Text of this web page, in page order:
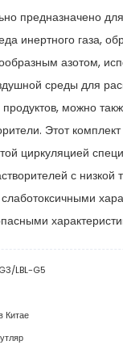
предназначено
инертного газа,
азотом,
среды для
можно
Этот
циркуляцией
с низкой
LBL-G5
Китае